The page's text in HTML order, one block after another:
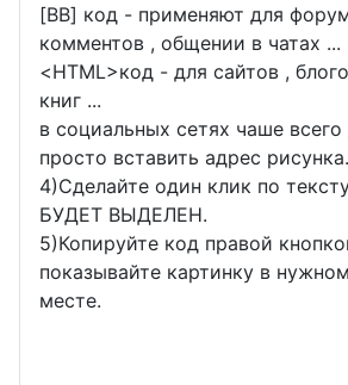
[BB] код - применяют для
комментов , общении в чатах ...
<HTML>код - для сайтов ,
книг ...
в социальных сетях чаше всего
просто вставить адрес рисунка.
4)Сделайте один клик по
БУДЕТ ВЫДЕЛЕН.
5)Копируйте код правой
показывайте картинку в
месте.